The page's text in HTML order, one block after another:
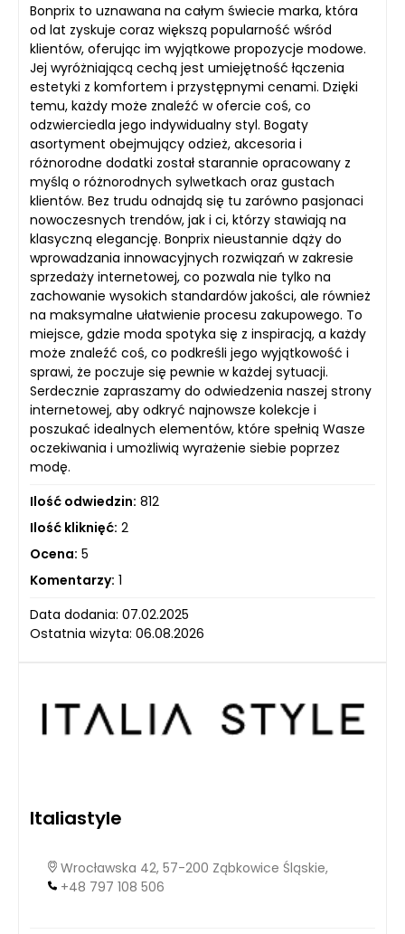
Bonprix to uznawana na całym świecie marka, która
od lat zyskuje coraz większą popularność wśród
klientów, oferując im wyjątkowe propozycje modowe.
Jej wyróżniającą cechą jest umiejętność łączenia
estetyki z komfortem i przystępnymi cenami. Dzięki
temu, każdy może znaleźć w ofercie coś, co
odzwierciedla jego indywidualny styl. Bogaty
asortyment obejmujący odzież, akcesoria i
różnorodne dodatki został starannie opracowany z
myślą o różnorodnych sylwetkach oraz gustach
klientów. Bez trudu odnajdą się tu zarówno pasjonaci
nowoczesnych trendów, jak i ci, którzy stawiają na
klasyczną elegancję. Bonprix nieustannie dąży do
wprowadzania innowacyjnych rozwiązań w zakresie
sprzedaży internetowej, co pozwala nie tylko na
zachowanie wysokich standardów jakości, ale również
na maksymalne ułatwienie procesu zakupowego. To
miejsce, gdzie moda spotyka się z inspiracją, a każdy
może znaleźć coś, co podkreśli jego wyjątkowość i
sprawi, że poczuje się pewnie w każdej sytuacji.
Serdecznie zapraszamy do odwiedzenia naszej strony
internetowej, aby odkryć najnowsze kolekcje i
poszukać idealnych elementów, które spełnią Wasze
oczekiwania i umożliwią wyrażenie siebie poprzez
modę.
Ilość odwiedzin: 812
Ilość kliknięć: 2
Ocena: 5
Komentarzy: 1
Data dodania: 07.02.2025
Ostatnia wizyta: 06.08.2026
Italiastyle
Wrocławska 42, 57-200 Ząbkowice Śląskie,
+48 797 108 506